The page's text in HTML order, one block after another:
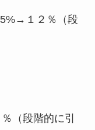
１２％（段
（段階的に引